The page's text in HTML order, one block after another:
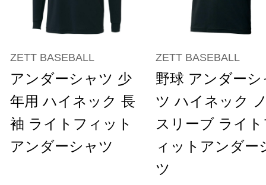
ZETT BASEBALL
アンダーシャツ 少
年用 ハイネック 長
袖 ライトフィット
アンダーシャツ
ZETT BASEBALL
野球 アンダーシ
ツ ハイネック
スリーブ ライ
ィットアンダー
ツ